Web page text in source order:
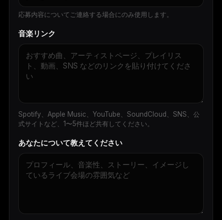
応募内容についてご連絡する場合にのみ使用します。
音楽リンク
Spotify、Apple Music、YouTube、SoundCloud、SNS、公
式サイトなど、1〜5件ほど共有してください。
あなたについて教えてください